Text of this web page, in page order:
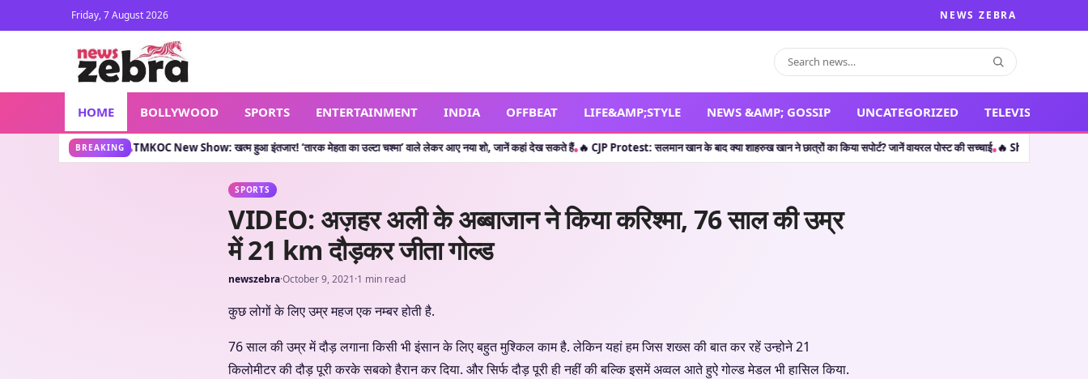
Friday, 7 August 2026 NEWS ZEBRA
HOME BOLLYWOOD SPORTS ENTERTAINMENT INDIA OFFBEAT LIFE&AMP;STYLE NEWS &AMP; GOSSIP UNCATEGORIZED TELEVISION
BREAKING
क्या कहती है?•TMKOC New Show: खत्म हुआ इंतजार! ‘तारक मेहता का उल्टा चश्मा’ वाले लेकर आए नया शो, जानें कहां देख सकते हैं•🔥 CJP Protest: सलमान खान के बाद क्या शाहरुख खान ने छात्रों का किया सपोर्ट? जानें वायरल पोस्ट की सच्चाई•🔥 Shocking Retirement:
SPORTS
VIDEO: अज़हर अली के अब्बाजान ने किया करिश्मा, 76 साल की उम्र
में 21 km दौड़कर जीता गोल्ड
newszebra·October 9, 2021·1 min read
कुछ लोगों के लिए उम्र महज एक नम्बर होती है.
76 साल की उम्र में दौड़ लगाना किसी भी इंसान के लिए बहुत मुश्किल काम है. लेकिन यहां हम जिस शख्स की बात कर रहें उन्होने 21
किलोमीटर की दौड़ पूरी करके सबको हैरान कर दिया. और सिर्फ दौड़ पूरी ही नहीं की बल्कि इसमें अव्वल आते हुऐ गोल्ड मेडल भी हासिल किया.